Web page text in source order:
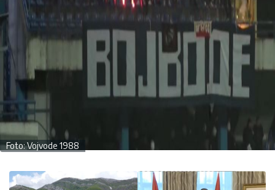
Foto: Vojvode 1988